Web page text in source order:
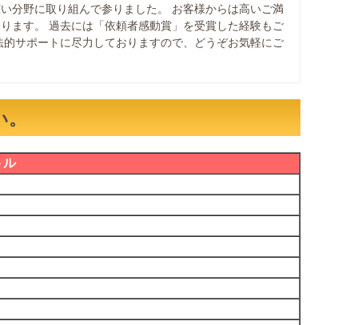
分野に取り組んで参りました。 お客様からは高いご満
ます。 過去には「依頼者感動賞」を受賞した経験もご
サポートに尽力しておりますので、どうぞお気軽にご
ル